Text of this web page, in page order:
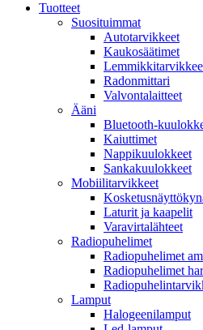
Tuotteet
Suosituimmat
Autotarvikkeet
Kaukosäätimet
Radonmittari
Valvontalaitteet
Ääni
Bluetooth-
Kaiuttimet
Nappikuulokkeet
Sankakuulokkeet
Mobiilitarvikkeet
Laturit ja kaapelit
Varavirtalähteet
Radiopuhelimet
Radiopuhelimet
Radiopuhelimet
Lamput
Halogeenilamput